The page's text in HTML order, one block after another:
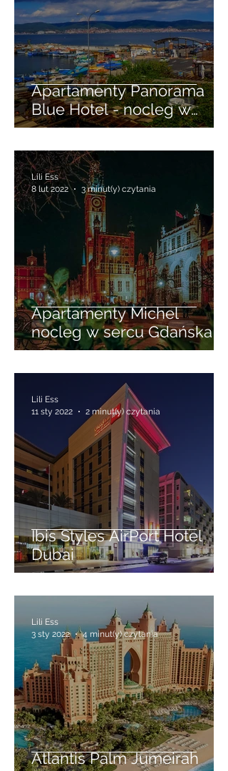
Apartamenty Panorama
Blue Hotel - nocleg w
Starym Mieście Nessebar
Apartamenty Michel
nocleg w sercu Gdańska
Lili Ess
8 lut 2022
3 minut(y) czytania
Ibis Styles AirPort Hotel
Dubai
11 sty 2022
2 minut(y) czytania
3 sty 2022
4 minut(y) czytania